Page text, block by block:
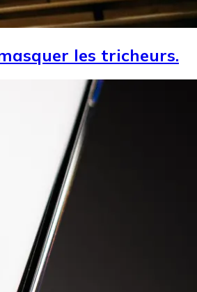
les tricheurs.